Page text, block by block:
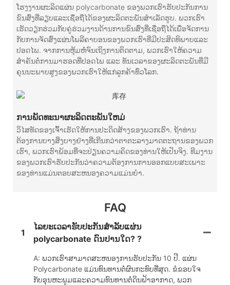
ໂຮງງານຜະລິດແຜ່ນ polycarbonate ຂອງພວກເຮົາຮັບປະກັນການ
ຂົນສົ່ງທີ່ລຽບແລະເຊື່ອຖືໄດ້ຂອງຜະລິດຕະພັນສໍາເລັດຮູບ. ພວກເຮົາ
ເຮັດວຽກຮ່ວມກັບຄູ່ຮ່ວມງານດ້ານການຂົນສົ່ງທີ່ເຊື່ອຖືໄດ້ເພື່ອຈັດການ
ກັບການຈັດສົ່ງແຜ່ນໂພລີຄາບອນຂອງພວກເຮົາທີ່ມີປະສິດທິພາບແລະ
ປອດໄພ. ຈາກການຫຸ້ມຫໍ່ຈົນເຖິງການຕິດຕາມ, ພວກເຮົາໃຫ້ຄວາມ
ສຳຄັນຕໍ່ການມາຮອດທີ່ປອດໄພ ແລະ ທັນເວລາຂອງຜະລິດຕະພັນທີ່ມີ
ຄຸນນະພາບສູງຂອງພວກເຮົາໃຫ້ແກ່ລູກຄ້າທົ່ວໂລກ.
ການພັດທະນາຜະລິດຕະພັນໃຫມ່
ວິໄສທັດຂອງເຈົ້າເຮັດໃຫ້ການປະດິດສ້າງຂອງພວກເຮົາ. ຖ້າທ່ານ
ຕ້ອງການບາງສິ່ງບາງຢ່າງທີ່ເກີນກວ່າຕາຕະລາງມາດຕະຖານຂອງພວກ
ເຮົາ, ພວກເຮົາພ້ອມທີ່ຈະປ່ຽນຄວາມຄິດຂອງທ່ານໃຫ້ເປັນຈິງ. ທີມງານ
ຂອງພວກເຮົາຮັບປະກັນວ່າຄວາມຕ້ອງການການອອກແບບສະເພາະ
ຂອງທ່ານແມ່ນຕອບສະຫນອງຄວາມແມ່ນຍໍາ.
FAQ
1
ໄລຍະເວລາຮັບປະກັນສໍາລັບແຜ່ນ
polycarbonate ດົນປານໃດ? ?
A: ພວກເຮົາສາມາດສະຫນອງການຮັບປະກັນ 10 ປີ. ແຜ່ນ
Polycarbonate ແມ່ນທົນທານຕໍ່ຜົນກະທົບທີ່ສຸດ. ຂໍຂອບໃຈ
ກັບອຸນຫະພູມແລະຄວາມທົນທານຕໍ່ດິນຟ້າອາກາດ, ພວກ